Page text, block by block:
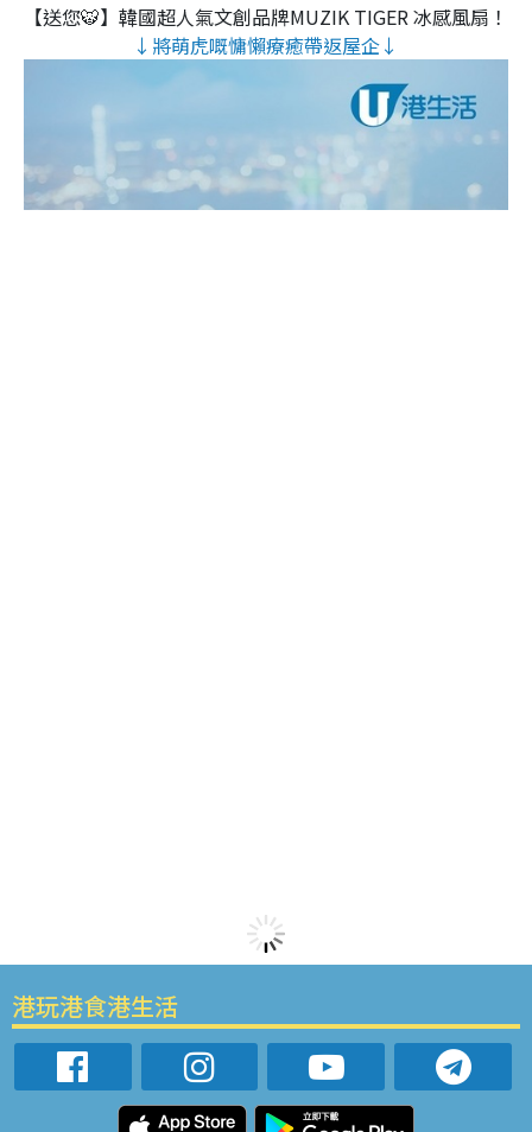
【送您🐯】韓國超人氣文創品牌MUZIK TIGER 冰感風扇！
↓將萌虎嘅慵懶療癒帶返屋企↓
港玩港食港生活